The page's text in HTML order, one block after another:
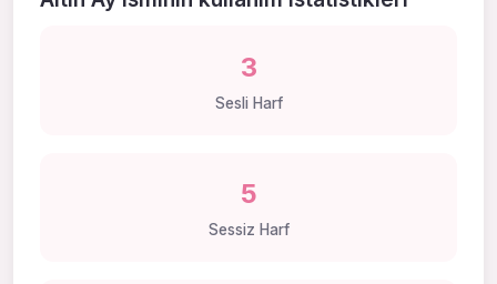
3
Sesli Harf
5
Sessiz Harf